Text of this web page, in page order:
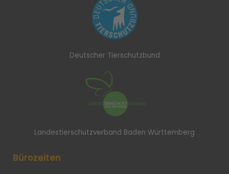
Deutscher Tierschutzbund
Landestierschutzverband Baden Württemberg
Bürozeiten